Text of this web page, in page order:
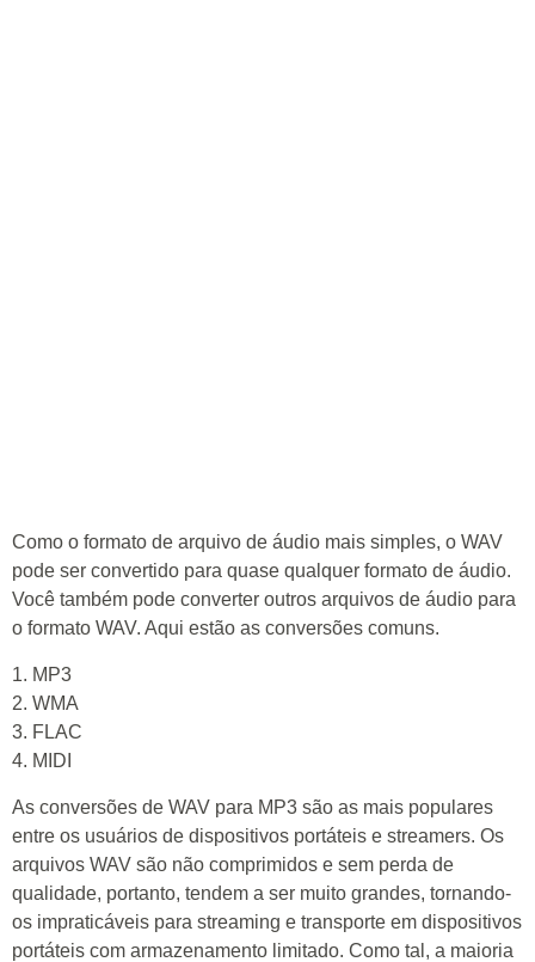
Como o formato de arquivo de áudio mais simples, o WAV
pode ser convertido para quase qualquer formato de áudio.
Você também pode converter outros arquivos de áudio para
o formato WAV. Aqui estão as conversões comuns.
1. MP3
2. WMA
3. FLAC
4. MIDI
As conversões de WAV para MP3 são as mais populares
entre os usuários de dispositivos portáteis e streamers. Os
arquivos WAV são não comprimidos e sem perda de
qualidade, portanto, tendem a ser muito grandes, tornando-
os impraticáveis para streaming e transporte em dispositivos
portáteis com armazenamento limitado. Como tal, a maioria